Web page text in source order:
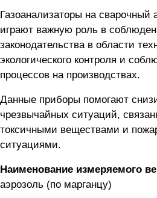
Газоанализаторы на сварочный
играют важную роль в
законодательства в области
экологического контроля и
процессов на производствах.
Данные приборы помогают
чрезвычайных ситуаций,
токсичными веществами и
ситуациями.
Наименование измеряемого
аэрозоль (по марганцу)